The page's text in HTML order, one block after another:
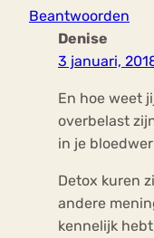
Beantwoorden
Denise
3 januari,
En hoe weet
overbelast
in je
Detox kuren
andere
kennelijk